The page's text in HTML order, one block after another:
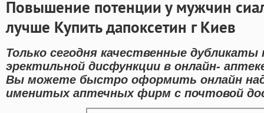
Повышение потенции у мужчин
лучше Купить дапоксетин г Киев
Только сегодня качественные дубликаты
эректильной дисфункции в онлайн-
Вы можете быстро оформить онлайн
именитых аптечных фирм с почтовой